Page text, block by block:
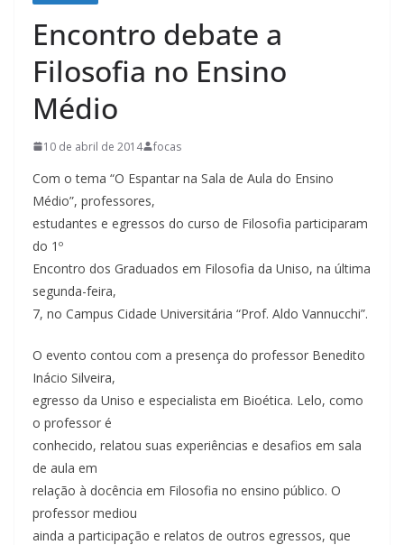
Encontro debate a
Filosofia no Ensino
Médio
10 de abril de 2014 focas
Com o tema “O Espantar na Sala de Aula do Ensino
Médio”, professores,
estudantes e egressos do curso de Filosofia participaram
do 1º
Encontro dos Graduados em Filosofia da Uniso, na última
segunda-feira,
7, no Campus Cidade Universitária “Prof. Aldo Vannucchi”.
O evento contou com a presença do professor Benedito
Inácio Silveira,
egresso da Uniso e especialista em Bioética. Lelo, como
o professor é
conhecido, relatou suas experiências e desafios em sala
de aula em
relação à docência em Filosofia no ensino público. O
professor mediou
ainda a participação e relatos de outros egressos, que